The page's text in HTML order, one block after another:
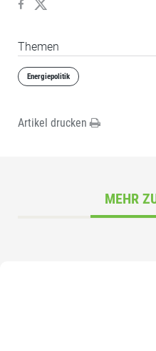
Themen
Energiepolitik
Artikel drucken
MEHR